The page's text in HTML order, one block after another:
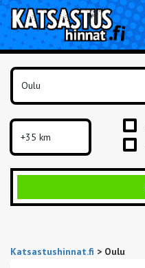
Katsastushinnat.fi > Oulu